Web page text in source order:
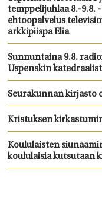
temppelijuhlaa 8.-9.8.
ehtoopalvelus
arkkipiispa Elia
Sunnuntaina 9.8.
Uspenskin
Seurakunnan kirjasto
Kristuksen
Koululaisten
koululaisia kutsutaan